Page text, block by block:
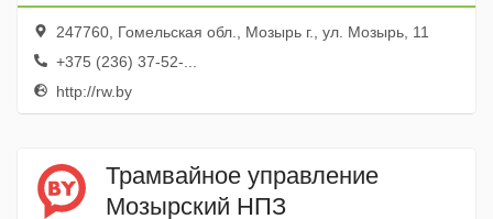
станция Барбаров
247760, Гомельская обл., Мозырь г., ул. Мозырь, 11
+375 (236) 37-52-...
http://rw.by
Трамвайное управление
Мозырский НПЗ